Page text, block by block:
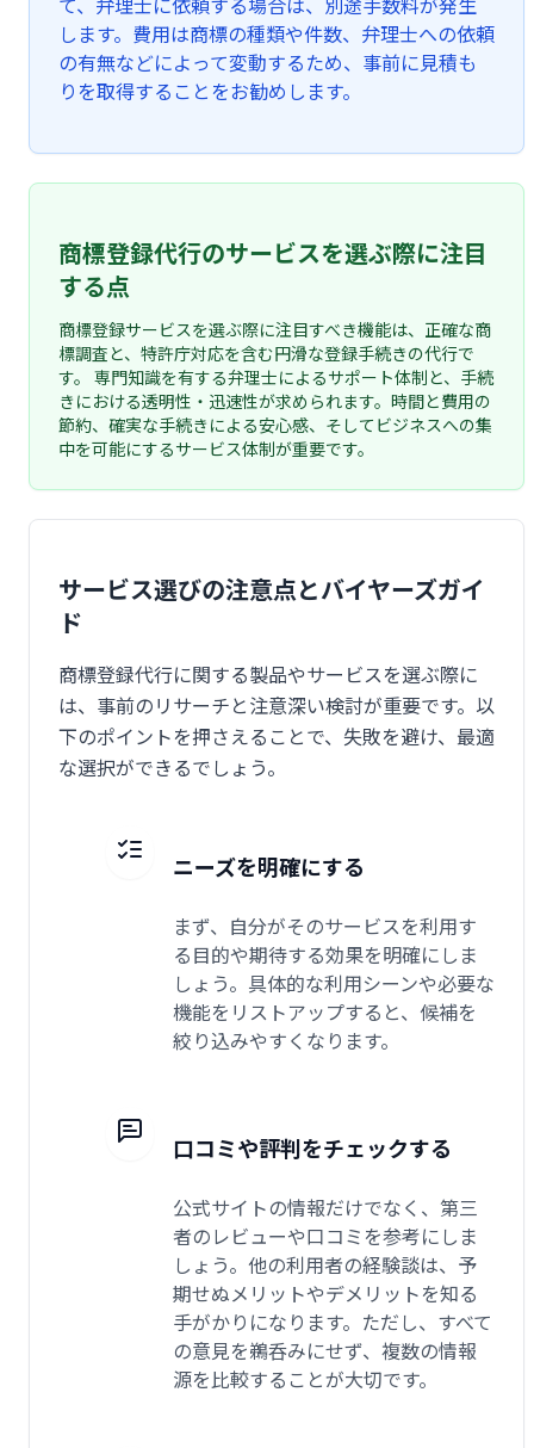
します。費用は商標の種類や件数、弁理士への依頼
の有無などによって変動するため、事前に見積も
りを取得することをお勧めします。
商標登録代行のサービスを選ぶ際に注目
する点
商標登録サービスを選ぶ際に注目すべき機能は、正確な商
標調査と、特許庁対応を含む円滑な登録手続きの代行で
す。 専門知識を有する弁理士によるサポート体制と、手続
きにおける透明性・迅速性が求められます。時間と費用の
節約、確実な手続きによる安心感、そしてビジネスへの集
中を可能にするサービス体制が重要です。
サービス選びの注意点とバイヤーズガイ
ド
商標登録代行に関する製品やサービスを選ぶ際に
は、事前のリサーチと注意深い検討が重要です。以
下のポイントを押さえることで、失敗を避け、最適
な選択ができるでしょう。
ニーズを明確にする
まず、自分がそのサービスを利用す
る目的や期待する効果を明確にしま
しょう。具体的な利用シーンや必要な
機能をリストアップすると、候補を
絞り込みやすくなります。
口コミや評判をチェックする
公式サイトの情報だけでなく、第三
者のレビューや口コミを参考にしま
しょう。他の利用者の経験談は、予
期せぬメリットやデメリットを知る
手がかりになります。ただし、すべて
の意見を鵜呑みにせず、複数の情報
源を比較することが大切です。